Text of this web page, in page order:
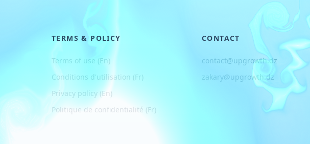
CONTACT
contact@upgrowth.dz
zakary@upgrowth.dz
TERMS & POLICY
Terms of use (En)
Conditions d'utilisation (Fr)
Privacy policy (En)
Politique de confidentialité (Fr)